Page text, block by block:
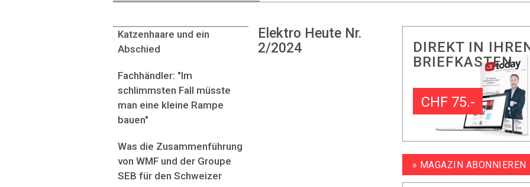
Elektro Heute Nr.
2/2024
Katzenhaare und ein
Abschied
Fachhändler: "Im
schlimmsten Fall müsste
man eine kleine Rampe
bauen"
Was die Zusammenführung
von WMF und der Groupe
SEB für den Schweizer
DIREKT IN
BRIEFKASTEN
CHF 75.-
» MAGAZIN ABONNIEREN